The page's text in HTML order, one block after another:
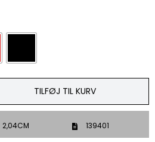
TILFØJ TIL KURV
2,04CM 139401